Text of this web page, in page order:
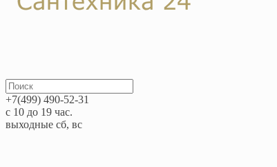
+7(499) 490-52-31
с 10 до 19 час.
выходные сб, вс